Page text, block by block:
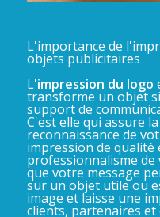
L'importance de
objets publicitaires
L'impression du logo
transforme un objet
support de
C'est elle qui assure
reconnaissance de
impression de qualité
professionnalisme
que votre message
sur un objet utile ou
image et laisse une
clients, partenaires